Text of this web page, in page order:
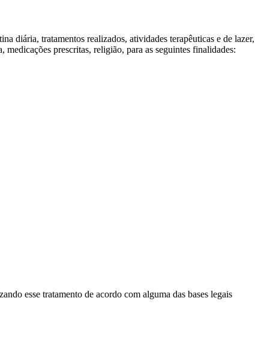
diária, tratamentos realizados, atividades terapêuticas e de lazer,
prescritas, religião, para as seguintes finalidades:
esse tratamento de acordo com alguma das bases legais